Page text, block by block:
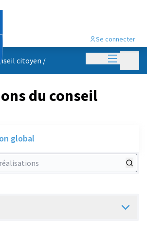
Menu
Se connecter
citoyen /
du conseil
global